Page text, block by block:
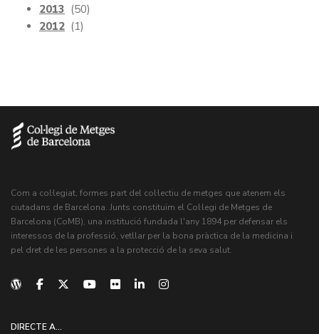
2013 (50)
2012 (1)
Com a col·legiat, formes part del col·lectiu de metges que atenem els
ciutadans de Barcelona. Junts constituïm el Col·legi de Metges de
Barcelona (CoMB), una institució fundada l'any 1894 per defensar els
interessos de la professió, vetllar per la bona pràctica de la medicina i
pel dret de les persones a la protecció de la seva salut.
DIRECTE A...